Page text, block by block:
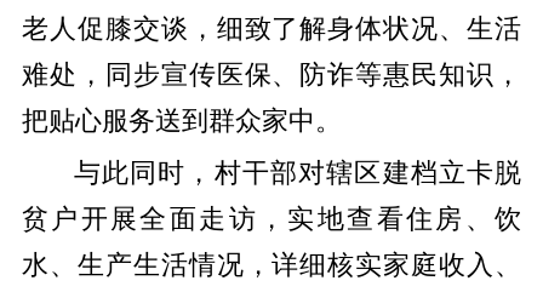
老人促膝交谈，细致了解身体状况、生活
难处，同步宣传医保、防诈等惠民知识，
把贴心服务送到群众家中。
与此同时，村干部对辖区建档立卡脱
贫户开展全面走访，实地查看住房、饮
水、生产生活情况，详细核实家庭收入、